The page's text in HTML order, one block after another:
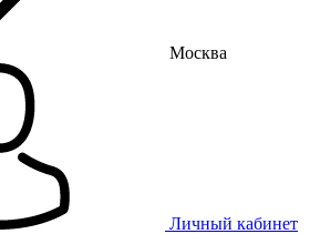
Москва
Личный кабинет